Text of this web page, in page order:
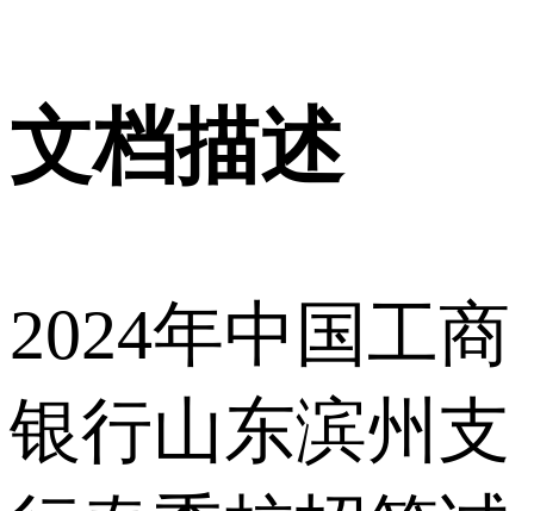
文档描述
2024年中国工商
银行山东滨州支